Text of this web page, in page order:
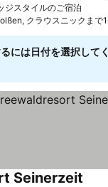
ジスタイルのご宿泊
クラウスニックまで
には日付を選択してく
Seinerzeit